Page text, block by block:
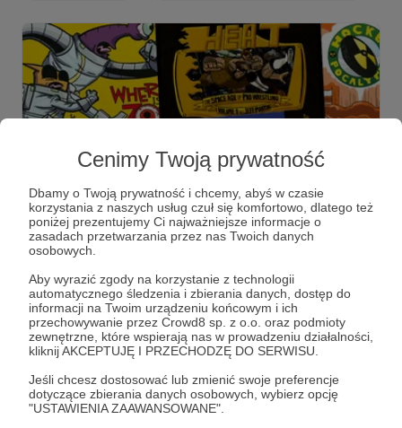
Cenimy Twoją prywatność
Dbamy o Twoją prywatność i chcemy, abyś w czasie
korzystania z naszych usług czuł się komfortowo, dlatego też
poniżej prezentujemy Ci najważniejsze informacje o
zasadach przetwarzania przez nas Twoich danych
osobowych.
Aby wyrazić zgody na korzystanie z technologii
automatycznego śledzenia i zbierania danych, dostęp do
informacji na Twoim urządzeniu końcowym i ich
przechowywanie przez Crowd8 sp. z o.o. oraz podmioty
zewnętrzne, które wspierają nas w prowadzeniu działalności,
kliknij AKCEPTUJĘ I PRZECHODZĘ DO SERWISU.
Jeśli chcesz dostosować lub zmienić swoje preferencje
dotyczące zbierania danych osobowych, wybierz opcję
"USTAWIENIA ZAAWANSOWANE".
23.03.2020 Komentarze: 3
33. Gościnnie #1: Jeff Martin!
Panie, Panowie, przedstawiam Jeffa Martina i jego
komiksy! Dla Patronów 13+.
komiks hockeypocalypse jeff martin +3